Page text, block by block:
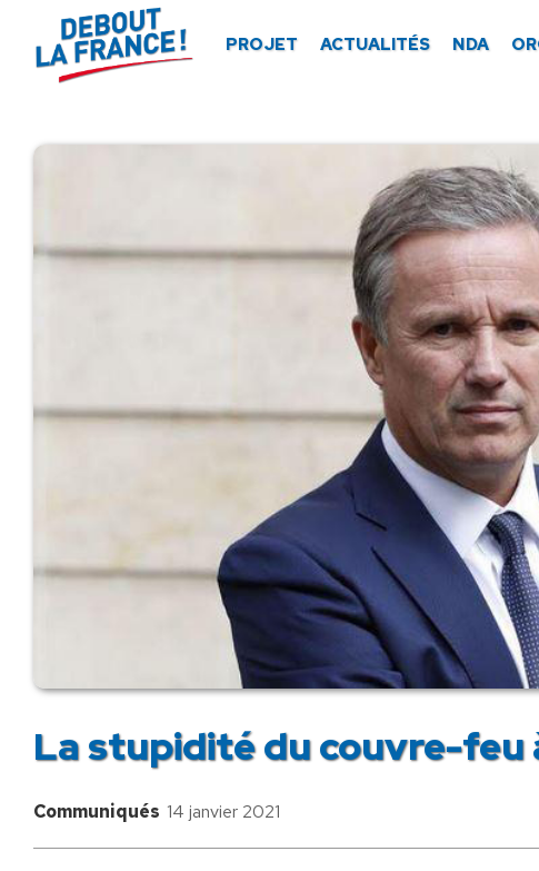
PROJET ACTUALITÉS NDA
La stupidité du couvre-feu
Communiqués 14 janvier 2021
Panneau de gestion des cookies